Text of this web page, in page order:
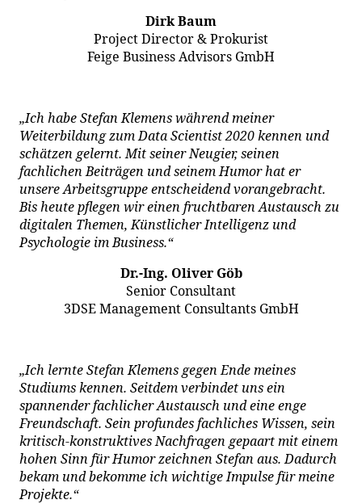
Dirk Baum
Project Director & Prokurist
Feige Business Advisors GmbH
„Ich habe Stefan Klemens während meiner
Weiterbildung zum Data Scientist 2020 kennen und
schätzen gelernt. Mit seiner Neugier, seinen
fachlichen Beiträgen und seinem Humor hat er
unsere Arbeitsgruppe entscheidend vorangebracht.
Bis heute pflegen wir einen fruchtbaren Austausch zu
digitalen Themen, Künstlicher Intelligenz und
Psychologie im Business.“
Dr.-Ing. Oliver Göb
Senior Consultant
3DSE Management Consultants GmbH
„Ich lernte Stefan Klemens gegen Ende meines
Studiums kennen. Seitdem verbindet uns ein
spannender fachlicher Austausch und eine enge
Freundschaft. Sein profundes fachliches Wissen, sein
kritisch-konstruktives Nachfragen gepaart mit einem
hohen Sinn für Humor zeichnen Stefan aus. Dadurch
bekam und bekomme ich wichtige Impulse für meine
Projekte.“